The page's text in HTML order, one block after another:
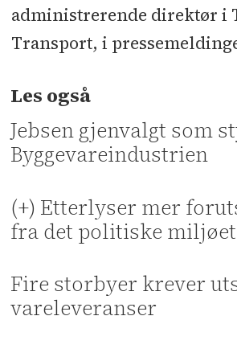
administrerende direktør i
Transport, i
Les også
Jebsen gjenvalgt som
Byggevareindustrien
(+) Etterlyser mer
fra det politiske miljøet
Fire storbyer krever
vareleveranser